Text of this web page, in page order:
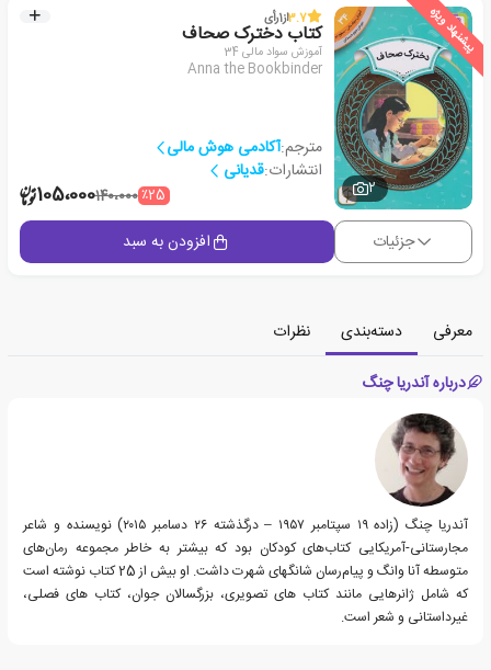
پیشنهاد ویژه
2
3.7از1رأی
کتاب دخترک صحاف
آموزش سواد مالی 34
Anna the Bookbinder
مترجم:آکادمی هوش مالی
انتشارات:قدیانی
٪25140،000105،000
جزئیات افزودن به سبد
معرفی دسته‌بندی
نظرات
درباره آندریا چنگ
آندریا چنگ (زاده ۱۹ سپتامبر ۱۹۵۷ – درگذشته ۲۶ دسامبر ۲۰۱۵) نویسنده و شاعر
مجارستانی-آمریکایی کتاب‌های کودکان بود که بیشتر به خاطر مجموعه رمان‌های
متوسطه آنا وانگ و پیام‌رسان شانگهای شهرت داشت. او بیش از 25 کتاب نوشته است
که شامل ژانرهایی مانند کتاب های تصویری، بزرگسالان جوان، کتاب های فصلی،
غیرداستانی و شعر است.